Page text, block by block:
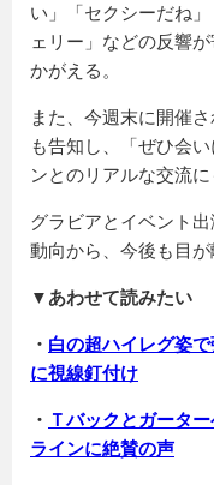
い」「セクシーだね
ェリー」などの反響
かがえる。
また、今週末に開催
も告知し、「ぜひ会
ンとのリアルな交流
グラビアとイベント
動向から、今後も目が
▼あわせて読みたい
・ 白の超ハイレグ姿
に視線釘付け
・ Ｔバックとガータ
ラインに絶賛の声